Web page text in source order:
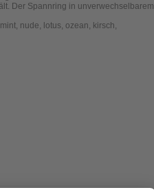
Der Spannring in unverwechselbarem
nude, lotus, ozean, kirsch,